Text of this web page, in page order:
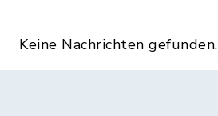
Keine Nachrichten gefunden.